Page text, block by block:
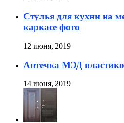
Стулья для кухни на
каркасе фото
12 июня, 2019
Аптечка МЭД
14 июня, 2019